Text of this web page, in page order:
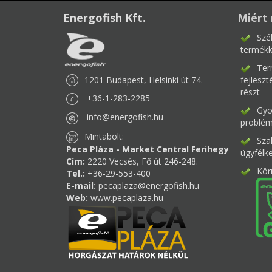
Energofish Kft.
1201 Budapest, Helsinki út 74.
+36-1-283-2285
info@energofish.hu
Mintabolt:
Peca Pláza - Market Central Ferihegy
Cím: 2220 Vecsés, Fő út 246-248.
Tel.: +36-29-553-400
E-mail: pecaplaza@energofish.hu
Web: www.pecaplaza.hu
Miért
részt